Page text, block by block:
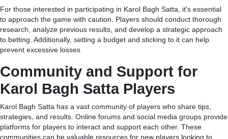
For those interested in participating in Karol Bagh Satta, it's essential
to approach the game with caution. Players should conduct thorough
research, analyze previous results, and develop a strategic approach
to betting. Additionally, setting a budget and sticking to it can help
prevent excessive losses
Community and Support for
Karol Bagh Satta Players
Karol Bagh Satta has a vast community of players who share tips,
strategies, and results. Online forums and social media groups provide
platforms for players to interact and support each other. These
communities can be valuable resources for new players looking to